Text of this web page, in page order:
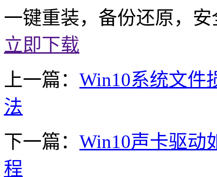
一键重装，备份还原，
立即下载
上一篇： Win10系统文件
法
下一篇： Win10声卡驱动
程